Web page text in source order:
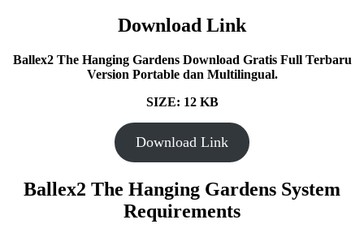
Download Link
Ballex2 The Hanging Gardens Download Gratis Full Terbaru
Version Portable dan Multilingual.
SIZE: 12 KB
Download Link
Ballex2 The Hanging Gardens System
Requirements